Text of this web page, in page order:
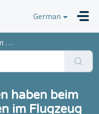
German
haben beim
im Flugzeug